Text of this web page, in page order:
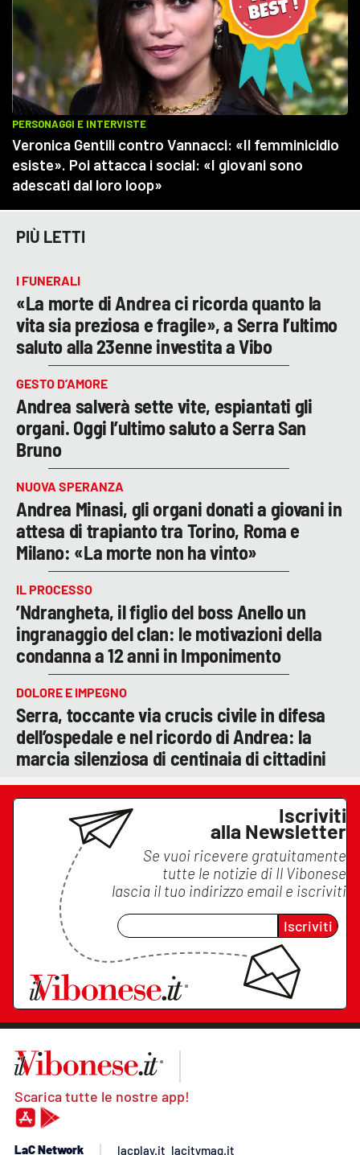
PIÙ LETTI
I FUNERALI
«La morte di Andrea ci ricorda quanto la
vita sia preziosa e fragile», a Serra l’ultimo
saluto alla 23enne investita a Vibo
GESTO D’AMORE
Andrea salverà sette vite, espiantati gli
organi. Oggi l’ultimo saluto a Serra San
Bruno
NUOVA SPERANZA
Andrea Minasi, gli organi donati a giovani in
attesa di trapianto tra Torino, Roma e
Milano: «La morte non ha vinto»
IL PROCESSO
’Ndrangheta, il figlio del boss Anello un
ingranaggio del clan: le motivazioni della
condanna a 12 anni in Imponimento
DOLORE E IMPEGNO
Serra, toccante via crucis civile in difesa
dell’ospedale e nel ricordo di Andrea: la
marcia silenziosa di centinaia di cittadini
Iscriviti
alla Newsletter
Se vuoi ricevere gratuitamente
tutte le notizie di Il Vibonese
lascia il tuo indirizzo email e iscriviti
Iscriviti
Scarica tutte le nostre app!
LaC Network lacplay.it lacitymag.it